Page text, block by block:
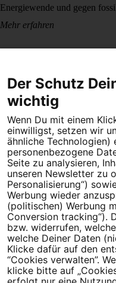
Energiewende und gegen
Mehr erfahren
Dein Engagement macht
Millionen Menschen an.
Newsletter bestellen
Campact e.V.
IBAN DE95 2‍5‍1‍2 0‍5‍1‍0 6‍9‍8‍0
SozialBank
Direkt online spenden
Der Schutz
wichtig
Wenn Du mit einem
einwilligst, setzen wir
ähnliche Technologien)
personenbezogene
Seite zu analysieren,
unseren Newsletter zu
Personalisierung“)
Werbung wieder
(politischen) Werbung
Conversion tracking“).
bzw. widerrufen,
welche Deiner Daten
Klicke dafür auf den
“Cookies verwalten”.
klicke bitte auf